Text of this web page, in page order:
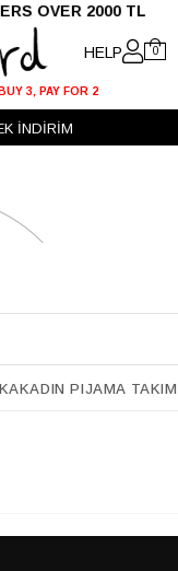
OVER 2000
HELP 0
3, PAY FOR 2
İNDİRİM
KADIN PIJAMA TAKIM